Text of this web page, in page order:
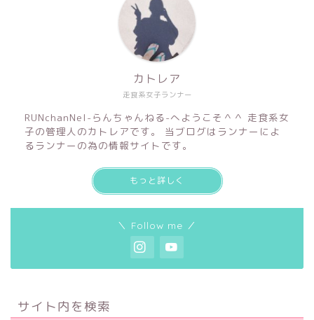
走食系女子ランナー
カトレア
RUNchanNel-らんちゃんねる-へようこそ＾＾ 走食系女
子の管理人のカトレアです。 当ブログはランナーによ
るランナーの為の情報サイトです。
もっと詳しく
＼ Follow me ／
サイト内を検索